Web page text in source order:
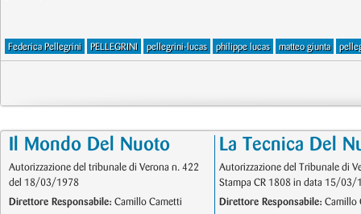
Federica Pellegrini PELLEGRINI pellegrini-lucas philippe lucas matteo giunta
Il Mondo Del Nuoto
Autorizzazione del tribunale di Verona n. 422
del 18/03/1978
Direttore Responsabile: Camillo Cametti
La Tecnica Del
Autorizzazione del Tribunale di
Stampa CR 1808 in data 15/03/
Direttore Responsabile: Camillo